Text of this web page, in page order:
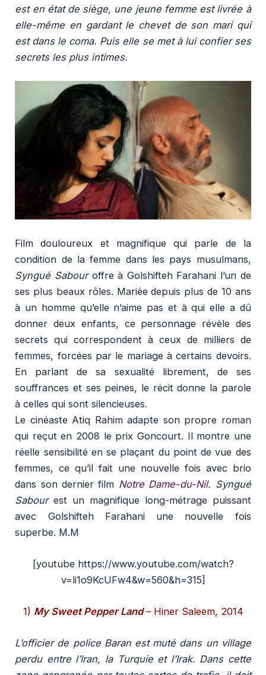
est en état de siège, une jeune femme est livrée à
elle-même en gardant le chevet de son mari qui
est dans le coma. Puis elle se met à lui confier ses
secrets les plus intimes.
Film douloureux et magnifique qui parle de la
condition de la femme dans les pays musulmans,
Syngué Sabouroffre à Golshifteh Farahani l’un de
ses plus beaux rôles. Mariée depuis plus de 10 ans
à un homme qu’elle n’aime pas et à qui elle a dû
donner deux enfants, ce personnage révèle des
secrets qui correspondent à ceux de milliers de
femmes, forcées par le mariage à certains devoirs.
En parlant de sa sexualité librement, de ses
souffrances et ses peines, le récit donne la parole
à celles qui sont silencieuses.
Le cinéaste Atiq Rahim adapte son propre roman
qui reçut en 2008 le prix Goncourt. Il montre une
réelle sensibilité en se plaçant du point de vue des
femmes, ce qu’il fait une nouvelle fois avec brio
dans son dernier film Notre Dame-du-Nil. Syngué
Sabourest un magnifique long-métrage puissant
avec Golshifteh Farahani une nouvelle fois
superbe. M.M
[youtube https://www.youtube.com/watch?
v=li1o9KcUFw4&w=560&h=315]
1) My Sweet Pepper Land– Hiner Saleem, 2014
L’officier de police Baran est muté dans un village
perdu entre l’Iran, la Turquie et l’Irak. Dans cette